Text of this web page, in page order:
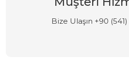
Bize Ulaşın +90